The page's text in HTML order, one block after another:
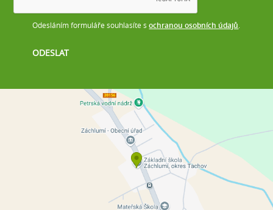
Odesláním formuláře souhlasíte sochranou osobních údajů